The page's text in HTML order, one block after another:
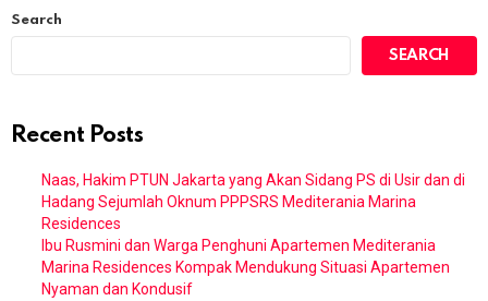
Search
SEARCH
Recent Posts
Naas, Hakim PTUN Jakarta yang Akan Sidang PS di Usir dan di
Hadang Sejumlah Oknum PPPSRS Mediterania Marina
Residences
Ibu Rusmini dan Warga Penghuni Apartemen Mediterania
Marina Residences Kompak Mendukung Situasi Apartemen
Nyaman dan Kondusif